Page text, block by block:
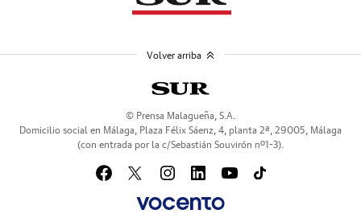
© Prensa Malagueña, S.A.
Domicilio social en Málaga, Plaza Félix Sáenz, 4, planta 2ª, 29005, Málaga
(con entrada por la c/Sebastián Souvirón nº1-3).
Volver arriba